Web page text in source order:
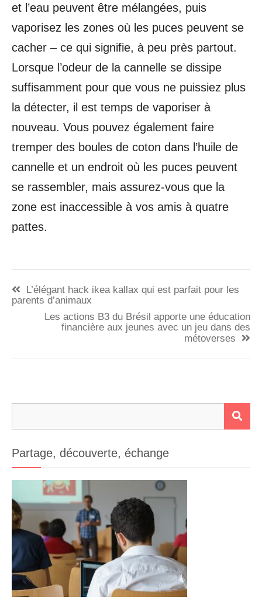
et l’eau peuvent être mélangées, puis
vaporisez les zones où les puces peuvent se
cacher – ce qui signifie, à peu près partout.
Lorsque l’odeur de la cannelle se dissipe
suffisamment pour que vous ne puissiez plus
la détecter, il est temps de vaporiser à
nouveau. Vous pouvez également faire
tremper des boules de coton dans l’huile de
cannelle et un endroit où les puces peuvent
se rassembler, mais assurez-vous que la
zone est inaccessible à vos amis à quatre
pattes.
de
l’article
L’élégant hack ikea kallax qui est parfait pour les
parents d’animaux
Les actions B3 du Brésil apporte une éducation
financière aux jeunes avec un jeu dans des
métoverses
Partage, découverte, échange